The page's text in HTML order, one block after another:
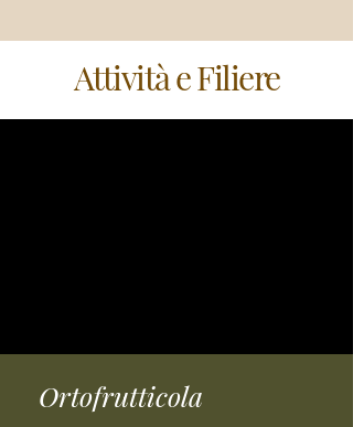
Attività e Filiere
Ortofrutticola